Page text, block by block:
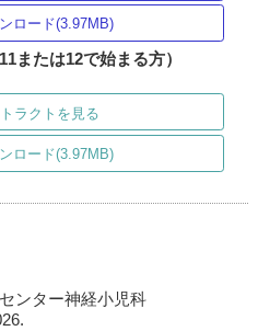
ロード(3.97MB)
または12で始まる方）
ラクトを見る
ロード(3.97MB)
ンター神経小児科